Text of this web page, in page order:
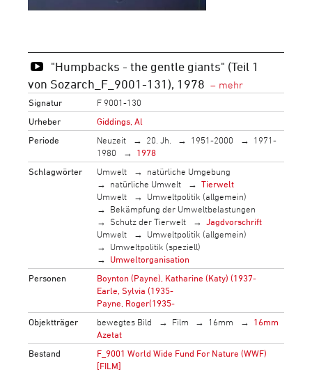
"Humpbacks - the gentle giants" (Teil 1
von Sozarch_F_9001-131), 1978
Signatur
F 9001-130
Urheber
Giddings, Al
Periode
Neuzeit 20. Jh. 1951-2000
1971-
1980
1978
Schlagwörter
Umwelt
natürliche Umgebung
natürliche Umwelt
Tierwelt
Umwelt
Umweltpolitik (allgemein)
Bekämpfung der Umweltbelastungen
Schutz der Tierwelt
Jagdvorschrift
Umwelt
Umweltpolitik (allgemein)
Umweltpolitik (speziell)
Umweltorganisation
Personen
Boynton (Payne), Katharine (Katy) (1937-
Earle, Sylvia (1935-
Payne, Roger(1935-
Objektträger
bewegtes Bild Film 16mm
16mm
Azetat
Bestand
F_9001 World Wide Fund For Nature (WWF)
[FILM]